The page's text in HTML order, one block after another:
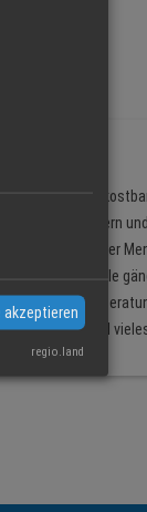
Steinen und
von Heilkräutern
sind der
Zoisit sind alle
Besuch.
und
akzeptieren
regio.land